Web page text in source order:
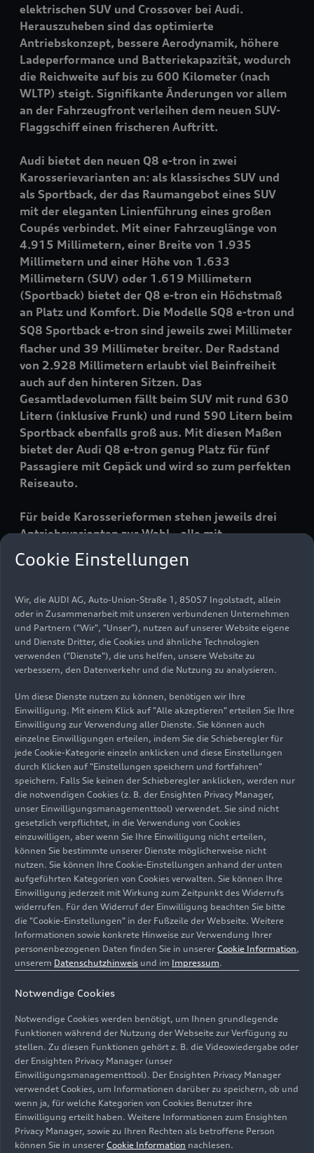
elektrischen SUV und Crossover bei Audi.
Herauszuheben sind das optimierte
Antriebskonzept, bessere Aerodynamik, höhere
Ladeperformance und Batteriekapazität, wodurch
die Reichweite auf bis zu 600 Kilometer (nach
WLTP) steigt. Signifikante Änderungen vor allem
an der Fahrzeugfront verleihen dem neuen SUV-
Flaggschiff einen frischeren Auftritt.
Audi bietet den neuen Q8 e-tron in zwei
Karosserievarianten an: als klassisches SUV und
als Sportback, der das Raumangebot eines SUV
mit der eleganten Linienführung eines großen
Coupés verbindet. Mit einer Fahrzeuglänge von
4.915 Millimetern, einer Breite von 1.935
Millimetern und einer Höhe von 1.633
Millimetern (SUV) oder 1.619 Millimetern
(Sportback) bietet der Q8 e-tron ein Höchstmaß
an Platz und Komfort. Die Modelle SQ8 e-tron und
SQ8 Sportback e-tron sind jeweils zwei Millimeter
flacher und 39 Millimeter breiter. Der Radstand
von 2.928 Millimetern erlaubt viel Beinfreiheit
auch auf den hinteren Sitzen. Das
Gesamtladevolumen fällt beim SUV mit rund 630
Litern (inklusive Frunk) und rund 590 Litern beim
Sportback ebenfalls groß aus. Mit diesen Maßen
bietet der Audi Q8 e-tron genug Platz für fünf
Passagiere mit Gepäck und wird so zum perfekten
Reiseauto.
Für beide Karosserieformen stehen jeweils drei
Antriebsvarianten zur Wahl – alle mit
elektrischem Allradantrieb. Die Leistungspalette
reicht von 250 kW im Q8 50 e-tron
von drei Elektromotoren angetrieben wird. Die
Reichweiten liegen zwischen 491 und 600
Kilometern.
Medienkontakte
Christian Hartmann
Pressesprecher Modellreihene-tron GT, Q8
e-tron,RS 5Automatisiertes Fahren,
Brennstoffzelle
+49 151 52844338
E-Mail senden
Album anzeigen
Album Audi Q8 Sportbacke-tron
Album anzeigen
Cookie Einstellungen
Wir, die AUDI AG, Auto-Union-Straße 1, 85057 Ingolstadt, allein
oder in Zusammenarbeit mit unseren verbundenen Unternehmen
und Partnern ("Wir", "Unser"), nutzen auf unserer Website eigene
und Dienste Dritter, die Cookies und ähnliche Technologien
verwenden ("Dienste"), die uns helfen, unsere Website zu
verbessern, den Datenverkehr und die Nutzung zu analysieren.
Um diese Dienste nutzen zu können, benötigen wir Ihre
Einwilligung. Mit einem Klick auf "Alle akzeptieren" erteilen Sie Ihre
Einwilligung zur Verwendung aller Dienste. Sie können auch
einzelne Einwilligungen erteilen, indem Sie die Schieberegler für
jede Cookie-Kategorie einzeln anklicken und diese Einstellungen
durch Klicken auf "Einstellungen speichern und fortfahren"
speichern. Falls Sie keinen der Schieberegler anklicken, werden nur
die notwendigen Cookies (z. B. der Ensighten Privacy Manager,
unser Einwilligungsmanagementtool) verwendet. Sie sind nicht
gesetzlich verpflichtet, in die Verwendung von Cookies
einzuwilligen, aber wenn Sie Ihre Einwilligung nicht erteilen,
können Sie bestimmte unserer Dienste möglicherweise nicht
nutzen. Sie können Ihre Cookie-Einstellungen anhand der unten
aufgeführten Kategorien von Cookies verwalten. Sie können Ihre
Einwilligung jederzeit mit Wirkung zum Zeitpunkt des Widerrufs
widerrufen. Für den Widerruf der Einwilligung beachten Sie bitte
die "Cookie-Einstellungen" in der Fußzeile der Webseite. Weitere
Informationen sowie konkrete Hinweise zur Verwendung Ihrer
personenbezogenen Daten finden Sie in unserer Cookie Information,
unserem Datenschutzhinweis und im Impressum.
Notwendige Cookies
Notwendige Cookies werden benötigt, um Ihnen grundlegende
Funktionen während der Nutzung der Webseite zur Verfügung zu
stellen. Zu diesen Funktionen gehört z. B. die Videowiedergabe oder
der Ensighten Privacy Manager (unser
Einwilligungsmanagementtool). Der Ensighten Privacy Manager
verwendet Cookies, um Informationen darüber zu speichern, ob und
wenn ja, für welche Kategorien von Cookies Benutzer ihre
Einwilligung erteilt haben. Weitere Informationen zum Ensighten
Privacy Manager, sowie zu Ihren Rechten als betroffene Person
können Sie in unserer Cookie Information nachlesen.